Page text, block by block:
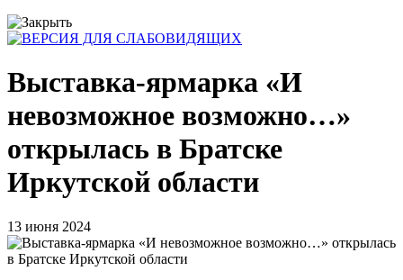
Выставка-ярмарка «И
невозможное возможно…»
открылась в Братске
Иркутской области
13 июня 2024